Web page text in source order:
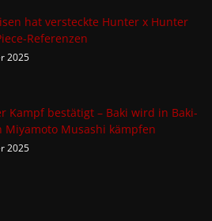
hat versteckte Hunter x Hunter
Referenzen
2025
Kampf bestätigt – Baki wird in Baki-
Miyamoto Musashi kämpfen
2025